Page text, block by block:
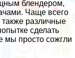
блендером,
Чаще всего
различные
сделать
мы просто сожгли